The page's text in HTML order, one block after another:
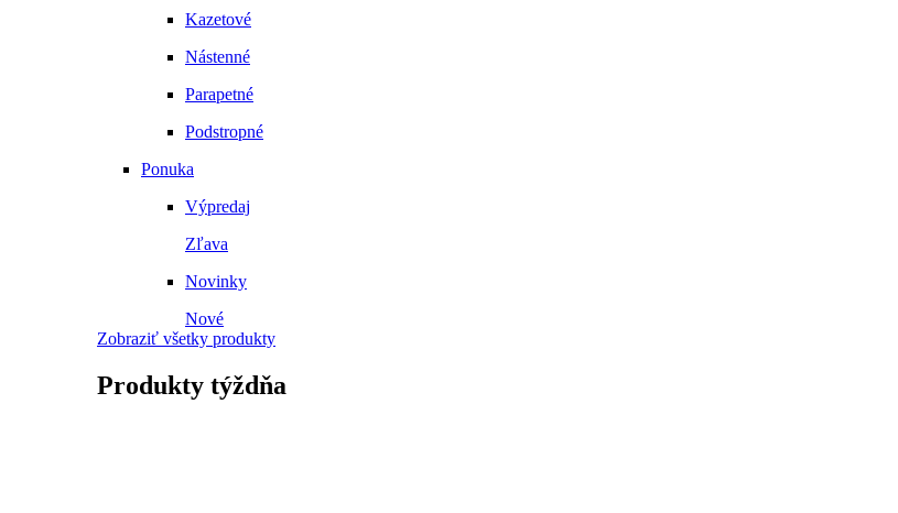
Kazetové
Nástenné
Parapetné
Podstropné
Ponuka
Výpredaj
Zľava
Novinky
Nové
Zobraziť všetky produkty
Produkty týždňa